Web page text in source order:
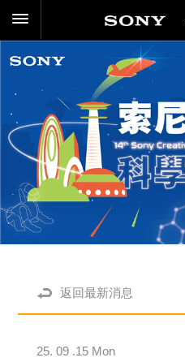
返回最新消息
25. 09 .15 Mon